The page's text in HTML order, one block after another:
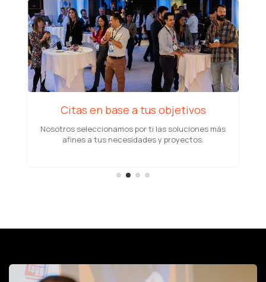
Ahorra tiempo, gana impacto
Explora nuevas tecnologías y partners
estratégicos sin necesidad de semanas de
investigación.